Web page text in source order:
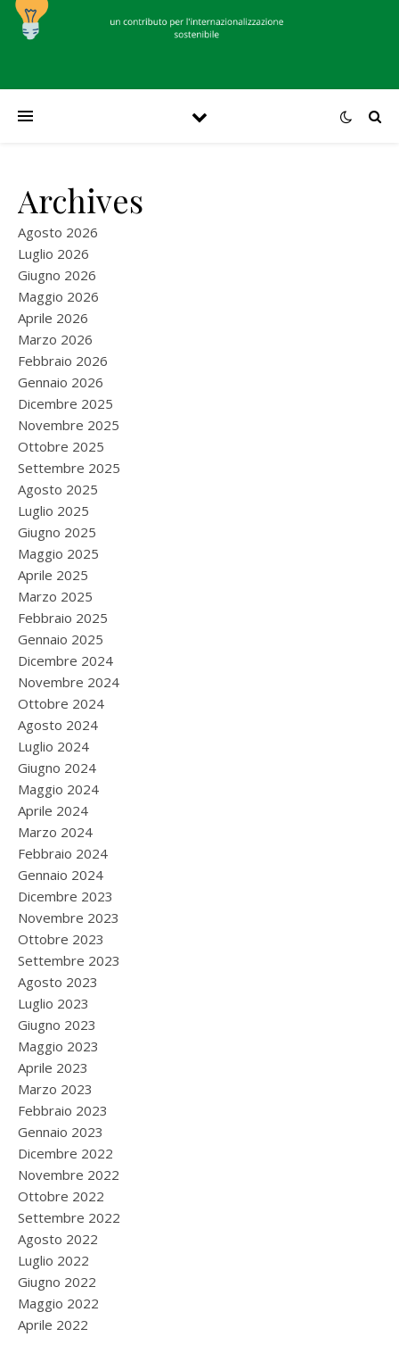
Archives
Agosto 2026
Luglio 2026
Giugno 2026
Maggio 2026
Aprile 2026
Marzo 2026
Febbraio 2026
Gennaio 2026
Dicembre 2025
Novembre 2025
Ottobre 2025
Settembre 2025
Agosto 2025
Luglio 2025
Giugno 2025
Maggio 2025
Aprile 2025
Marzo 2025
Febbraio 2025
Gennaio 2025
Dicembre 2024
Novembre 2024
Ottobre 2024
Agosto 2024
Luglio 2024
Giugno 2024
Maggio 2024
Aprile 2024
Marzo 2024
Febbraio 2024
Gennaio 2024
Dicembre 2023
Novembre 2023
Ottobre 2023
Settembre 2023
Agosto 2023
Luglio 2023
Giugno 2023
Maggio 2023
Aprile 2023
Marzo 2023
Febbraio 2023
Gennaio 2023
Dicembre 2022
Novembre 2022
Ottobre 2022
Settembre 2022
Agosto 2022
Luglio 2022
Giugno 2022
Maggio 2022
Aprile 2022